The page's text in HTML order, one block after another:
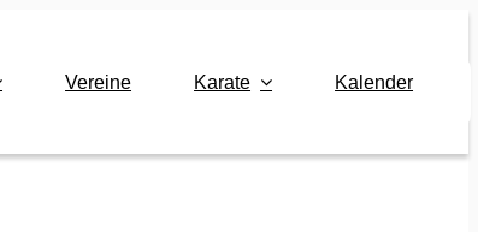
Vereine Karate Kalender